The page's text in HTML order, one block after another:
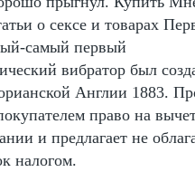
о сексе и товарах
самый первый
вибратор был
Англии 1883.
право на
и предлагает не
налогом.